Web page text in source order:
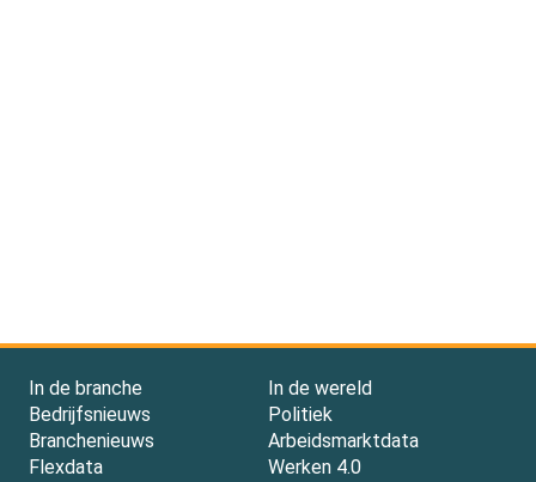
In de branche
Bedrijfsnieuws
Branchenieuws
Flexdata
In de wereld
Politiek
Arbeidsmarktdata
Werken 4.0